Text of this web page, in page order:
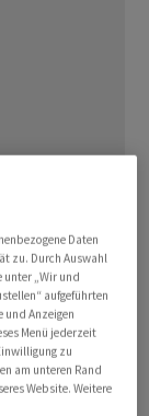
NOAA
vor
die
Nach
Law
Daten
zu. Durch Auswahl
unter „Wir und
aufgeführten
Anzeigen
Menü jederzeit
zu
am unteren Rand
Website. Weitere